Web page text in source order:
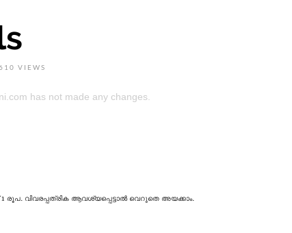
VIEWS
has not made any changes.
1 രൂപ. വിവരപ്പത്രിക ആവശ്യപ്പെട്ടാൽ വെറുതെ അയക്കാം.